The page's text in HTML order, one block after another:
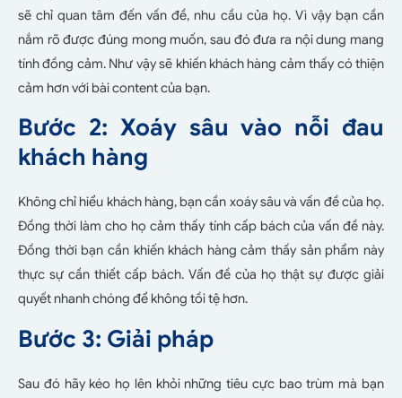
sẽ chỉ quan tâm đến vấn đề, nhu cầu của họ. Vì vậy bạn cần
nắm rõ được đúng mong muốn, sau đó đưa ra nội dung mang
tính đồng cảm. Như vậy sẽ khiến khách hàng cảm thấy có thiện
cảm hơn với bài content của bạn.
Bước 2: Xoáy sâu vào nỗi đau
khách hàng
Không chỉ hiểu khách hàng, bạn cần xoáy sâu và vấn đề của họ.
Đồng thời làm cho họ cảm thấy tính cấp bách của vấn đề này.
Đồng thời bạn cần khiến khách hàng cảm thấy sản phẩm này
thực sự cần thiết cấp bách. Vấn đề của họ thật sự được giải
quyết nhanh chóng để không tồi tệ hơn.
Bước 3: Giải pháp
Sau đó hãy kéo họ lên khỏi những tiêu cực bao trùm mà bạn